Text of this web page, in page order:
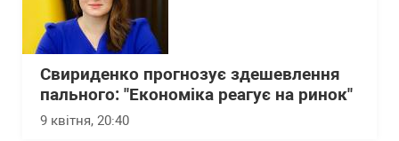
Свириденко прогнозує здешевлення
пального: "Економіка реагує на ринок"
9 квітня, 20:40